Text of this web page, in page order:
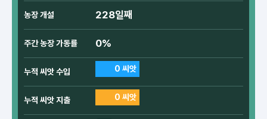
농장 개설 228일째
주간 농장 가동률 0%
누적 씨앗 수입 0 씨앗
누적 씨앗 지출 0 씨앗